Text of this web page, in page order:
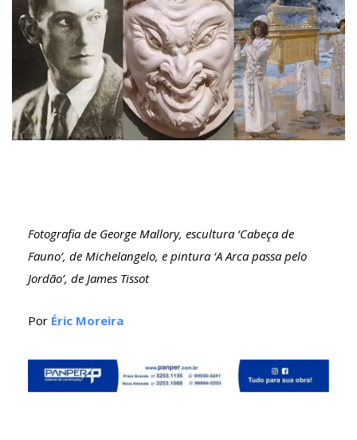
Fotografia de George Mallory, escultura ‘Cabeça de
Fauno’, de Michelangelo, e pintura ‘A Arca passa pelo
Jordão’, de James Tissot
Por Éric Moreira